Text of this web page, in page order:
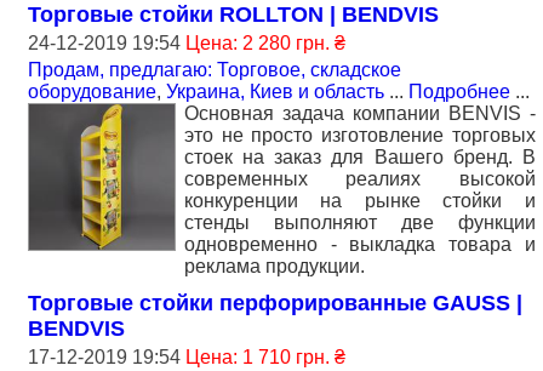
Торговые стойки ROLLTON | BENDVIS
24-12-2019 19:54 Цена: 2 280 грн. ₴
Продам, предлагаю: Торговое, складское
оборудование, Украина, Киев и область ... Подробнее ...
Основная задача компании BENVIS -
это не просто изготовление торговых
стоек на заказ для Вашего бренд. В
современных реалиях высокой
конкуренции на рынке стойки и
стенды выполняют две функции
одновременно - выкладка товара и
реклама продукции.
Торговые стойки перфорированные GAUSS |
BENDVIS
17-12-2019 19:54 Цена: 1 710 грн. ₴